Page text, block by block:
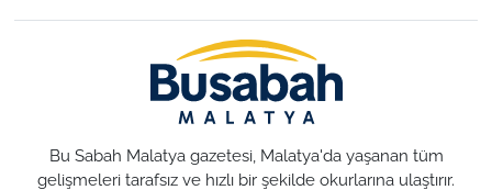
Bu Sabah Malatya gazetesi, Malatya'da yaşanan tüm
gelişmeleri tarafsız ve hızlı bir şekilde okurlarına ulaştırır.